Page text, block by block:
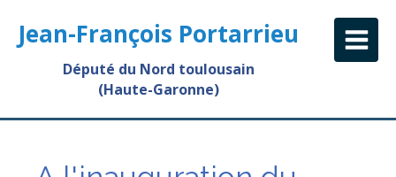
Jean-François Portarrieu
Député du Nord toulousain
(Haute-Garonne)